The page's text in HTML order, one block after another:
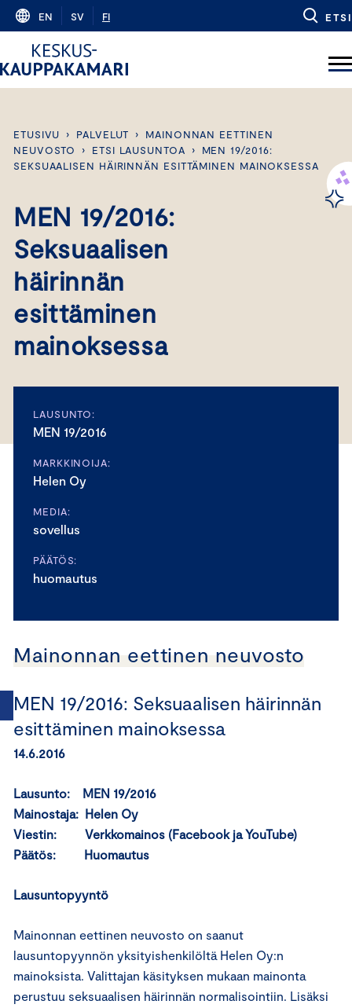
Skip
content
EN SV FI ETSI
ETUSIVU › PALVELUT ›
MAINONNAN EETTINEN
NEUVOSTO
› ETSI LAUSUNTOA ›
MEN 19/2016:
SEKSUAALISEN HÄIRINNÄN ESITTÄMINEN MAINOKSESSA
MEN 19/2016:
Seksuaalisen
häirinnän
esittäminen
mainoksessa
LAUSUNTO:
MEN 19/2016
MARKKINOIJA:
Helen Oy
MEDIA:
sovellus
PÄÄTÖS:
huomautus
Mainonnan eettinen neuvosto
MEN 19/2016: Seksuaalisen häirinnän
esittäminen mainoksessa
14.6.2016
Lausunto: MEN 19/2016
Mainostaja: Helen Oy
Viestin: Verkkomainos (Facebook ja YouTube)
Päätös: Huomautus
Lausuntopyyntö
Mainonnan eettinen neuvosto on saanut
lausuntopyynnön yksityishenkilöltä Helen Oy:n
mainoksista. Valittajan käsityksen mukaan mainonta
perustuu seksuaalisen häirinnän normalisointiin. Lisäksi